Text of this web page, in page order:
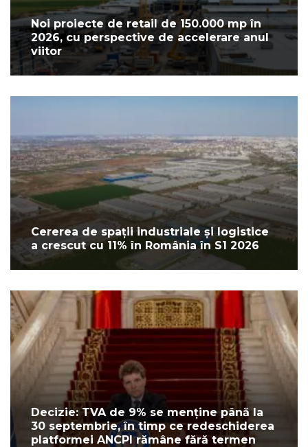
Noi proiecte de retail de 150.000 mp în
2026, cu perspective de accelerare anul
viitor
Cererea de spații industriale și logistice
a crescut cu 11% în România în S1 2026
Decizie: TVA de 9% se menține până la
30 septembrie, în timp ce redeschiderea
platformei ANCPI rămâne fără termen